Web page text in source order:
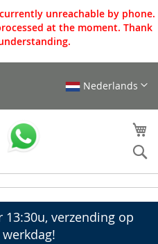
unreachable by phone.
at the moment. Thank
Nederlands
verzending op